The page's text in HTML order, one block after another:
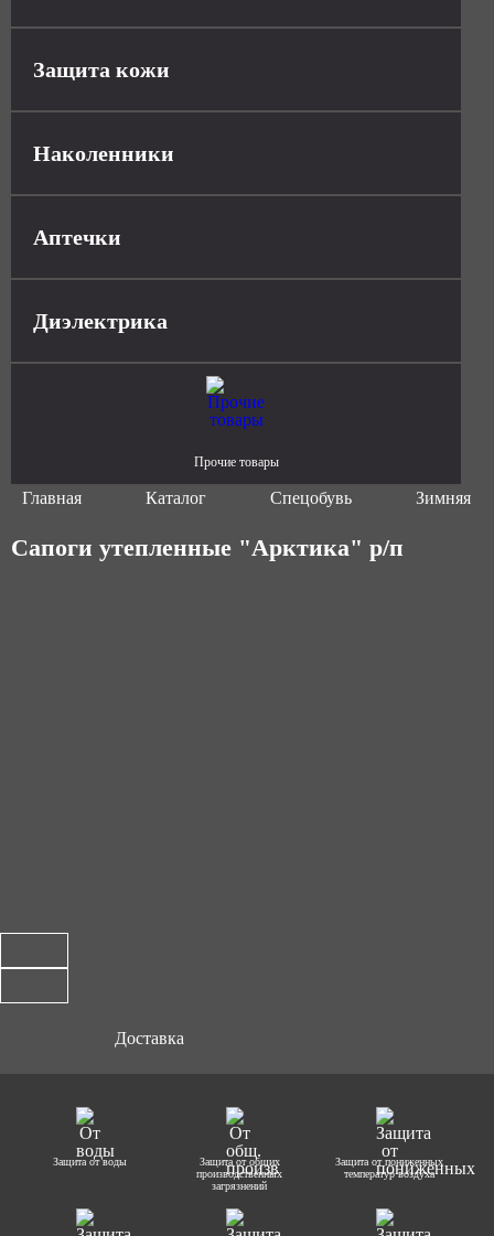
Защита кожи
Наколенники
Аптечки
Диэлектрика
Прочие товары
Главная Каталог Спецобувь Зимняя
Сапоги утепленные "Арктика" р/п
Доставка
Защита от воды
Защита от общих
производственных
загрязнений
Защита от пониженных
температур воздуха